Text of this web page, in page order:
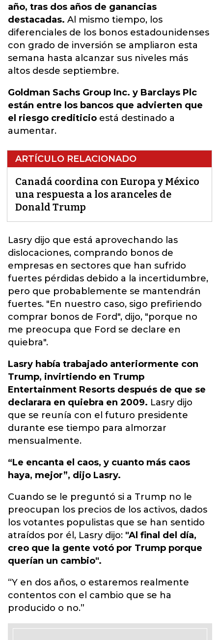
año, tras dos años de ganancias
destacadas. Al mismo tiempo, los
diferenciales de los bonos estadounidenses
con grado de inversión se ampliaron esta
semana hasta alcanzar sus niveles más
altos desde septiembre.
Goldman Sachs Group Inc. y Barclays Plc
están entre los bancos que advierten que
el riesgo crediticio está destinado a
aumentar.
ARTÍCULO RELACIONADO
Canadá coordina con Europa y México
una respuesta a los aranceles de
Donald Trump
Lasry dijo que está aprovechando las
dislocaciones, comprando bonos de
empresas en sectores que han sufrido
fuertes pérdidas debido a la incertidumbre,
pero que probablemente se mantendrán
fuertes. "En nuestro caso, sigo prefiriendo
comprar bonos de Ford", dijo, "porque no
me preocupa que Ford se declare en
quiebra".
Lasry había trabajado anteriormente con
Trump, invirtiendo en Trump
Entertainment Resorts después de que se
declarara en quiebra en 2009. Lasry dijo
que se reunía con el futuro presidente
durante ese tiempo para almorzar
mensualmente.
“Le encanta el caos, y cuanto más caos
haya, mejor”, dijo Lasry.
Cuando se le preguntó si a Trump no le
preocupan los precios de los activos, dados
los votantes populistas que se han sentido
atraídos por él, Lasry dijo: "Al final del día,
creo que la gente votó por Trump porque
querían un cambio".
“Y en dos años, o estaremos realmente
contentos con el cambio que se ha
producido o no.”